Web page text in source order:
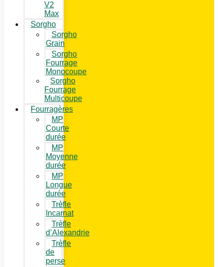
V2
Max
Sorgho
Sorgho
Grain
Sorgho
Fourrage
Monocoupe
Sorgho
Fourrage
Multicoupe
Fourragères
MP
Courte
durée
MP
Moyenne
durée
MP
Longue
durée
Trèfle
Incarnat
Trèfle
d’Alexandrie
Trèfle
de
perse